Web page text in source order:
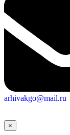
arhivakgo@mail.ru
×